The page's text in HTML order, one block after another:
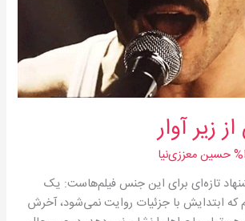
زیر آوار
حسین معززی‌نیا
تازه‌ای برای این جنس فیلم‌هاست: یک
که ابتدایش با جزئیات روایت نمی‌شود، آخرش